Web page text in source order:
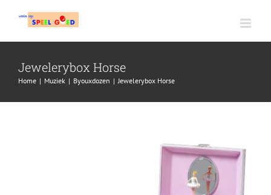
inhoud
Jewelerybox Horse
Home | Muziek | Byouxdozen | Jewelerybox Horse